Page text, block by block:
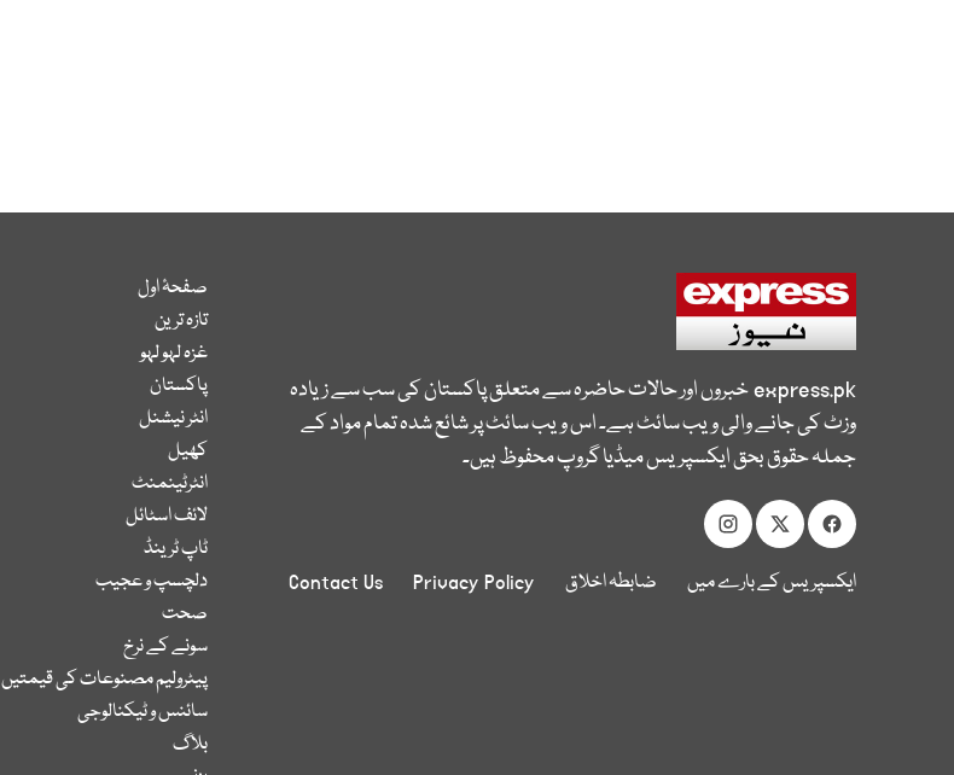
express.pkخبروں اور حالات حاضرہ سے متعلق پاکستان کی سب سے زیادہ
وزٹ کی جانے والی ویب سائٹ ہے۔ اس ویب سائٹ پر شائع شدہ تمام مواد کے
جملہ حقوق بحق ایکسپریس میڈیا گروپ محفوظ ہیں۔
ایکسپریس کے بارے میں ضابطہ اخلاق Privacy Policy
Contact Us
صفحۂ اول
تازہ ترین
غزہ لہو لہو
پاکستان
انٹر نیشنل
کھیل
انٹرٹینمنٹ
لائف اسٹائل
ٹاپ ٹرینڈ
دلچسپ و عجیب
صحت
سونے کے نرخ
پیٹرولیم مصنوعات کی قیمتیں
سائنس و ٹیکنالوجی
بلاگ